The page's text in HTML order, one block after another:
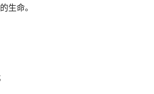
生命。